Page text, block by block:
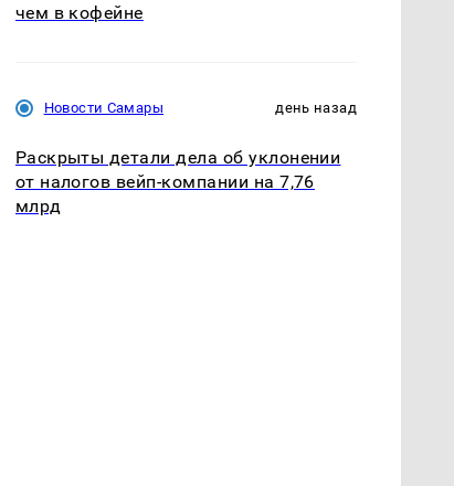
чем в кофейне
Новости Самары день назад
Раскрыты детали дела об уклонении
от налогов вейп-компании на 7,76
млрд